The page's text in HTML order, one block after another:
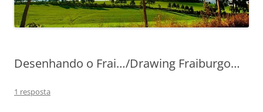
Desenhando o Frai…/Drawing Fraiburgo…
1 resposta